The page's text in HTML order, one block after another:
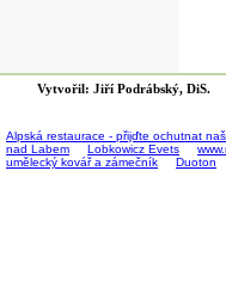
Vytvořil: Jiří Podrábský, DiS.
Alpská restaurace - přijďte ochutnat
nad Labem
Lobkowicz Evets
umělecký kovář a zámečník
Duoton